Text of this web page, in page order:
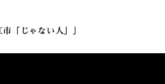
じゃない人」」